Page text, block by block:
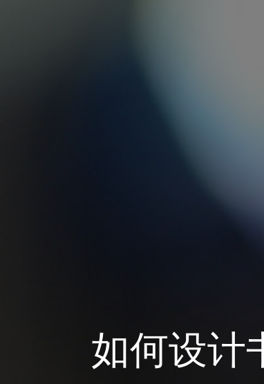
如何设计